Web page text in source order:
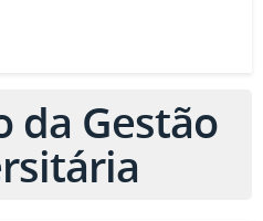
da Gestão